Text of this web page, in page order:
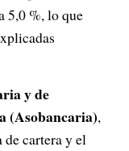
5,0 %, lo que
y de
(Asobancaria),
de cartera y el